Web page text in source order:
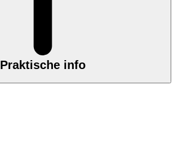
Praktische info